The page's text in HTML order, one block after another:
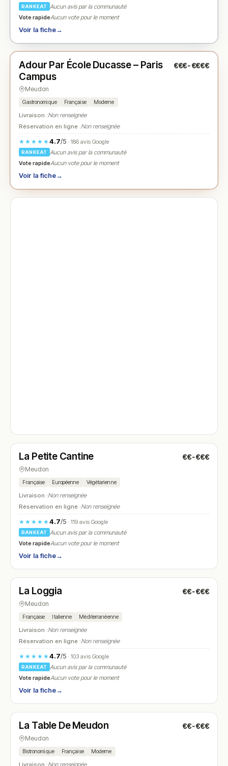
RANKEAT
Aucun avis par la communauté
Vote rapideAucun vote pour le moment
Voir la fiche→
★ N° 3
Adour Par École Ducasse – Paris
Campus
€€€-€€€€
Meudon
Gastronomique Française Moderne
Livraison :Non renseignée
Réservation en ligne :Non renseignée
★★★★★4.7/5· 186 avis Google
RANKEAT
Aucun avis par la communauté
Vote rapideAucun vote pour le moment
Voir la fiche→
N° 4
La Petite Cantine €€-€€€
Meudon
Française Européenne Végétarienne
Livraison :Non renseignée
Réservation en ligne :Non renseignée
★★★★★4.7/5· 119 avis Google
RANKEAT
Aucun avis par la communauté
Vote rapideAucun vote pour le moment
Voir la fiche→
N° 5
La Loggia €€-€€€
Meudon
Française Italienne Méditerranéenne
Livraison :Non renseignée
Réservation en ligne :Non renseignée
★★★★★4.7/5· 103 avis Google
RANKEAT
Aucun avis par la communauté
Vote rapideAucun vote pour le moment
Voir la fiche→
N° 6
La Table De Meudon €€-€€€
Meudon
Bistronomique Française Moderne
Livraison :Non renseignée